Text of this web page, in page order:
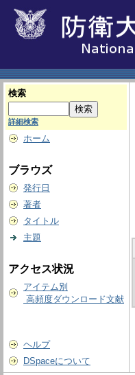
検索
詳細検索
ホーム
ブラウズ
発行日
著者
タイトル
主題
アクセス状況
アイテム別
高頻度ダウンロード文献
ヘルプ
DSpaceについて